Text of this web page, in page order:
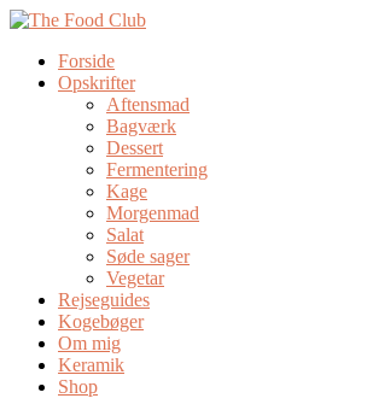
Forside
Opskrifter
Aftensmad
Bagværk
Dessert
Fermentering
Kage
Morgenmad
Salat
Søde sager
Vegetar
Rejseguides
Kogebøger
Om mig
Keramik
Shop